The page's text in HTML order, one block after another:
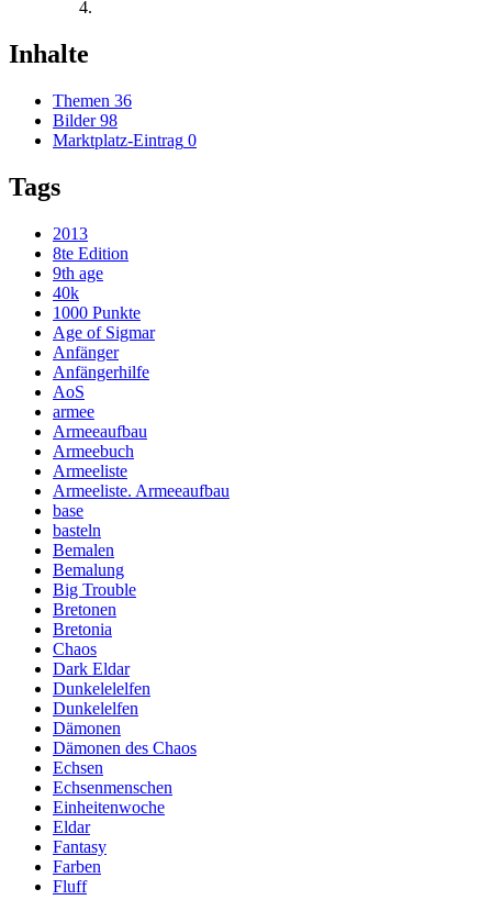
Inhalte
Themen 36
Bilder 98
Marktplatz-Eintrag 0
Tags
2013
8te Edition
9th age
40k
1000 Punkte
Age of Sigmar
Anfänger
Anfängerhilfe
AoS
armee
Armeeaufbau
Armeebuch
Armeeliste
Armeeliste. Armeeaufbau
base
basteln
Bemalen
Bemalung
Big Trouble
Bretonen
Bretonia
Chaos
Dark Eldar
Dunkelelelfen
Dunkelelfen
Dämonen
Dämonen des Chaos
Echsen
Echsenmenschen
Einheitenwoche
Eldar
Fantasy
Farben
Fluff